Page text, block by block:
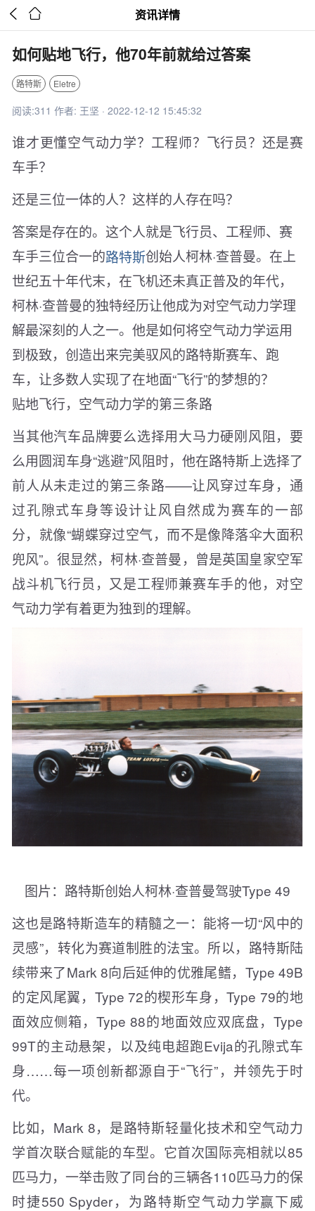
  资讯详情
如何贴地飞行，他70年前就给过答案
路特斯 Eletre
阅读:311 作者: 王坚 · 2022-12-12 15:45:32
谁才更懂空气动力学？工程师？飞行员？还是赛
车手？
还是三位一体的人？这样的人存在吗？
答案是存在的。这个人就是飞行员、工程师、赛
车手三位合一的路特斯创始人柯林·查普曼。在上
世纪五十年代末，在飞机还未真正普及的年代，
柯林·查普曼的独特经历让他成为对空气动力学理
解最深刻的人之一。他是如何将空气动力学运用
到极致，创造出来完美驭风的路特斯赛车、跑
车，让多数人实现了在地面“飞行”的梦想的？
贴地飞行，空气动力学的第三条路
当其他汽车品牌要么选择用大马力硬刚风阻，要
么用圆润车身“逃避”风阻时，他在路特斯上选择了
前人从未走过的第三条路——让风穿过车身，通
过孔隙式车身等设计让风自然成为赛车的一部
分，就像“蝴蝶穿过空气，而不是像降落伞大面积
兜风”。很显然，柯林·查普曼，曾是英国皇家空军
战斗机飞行员，又是工程师兼赛车手的他，对空
气动力学有着更为独到的理解。
图片：路特斯创始人柯林·查普曼驾驶Type 49
这也是路特斯造车的精髓之一：能将一切“风中的
灵感”，转化为赛道制胜的法宝。所以，路特斯陆
续带来了Mark 8向后延伸的优雅尾鳍，Type 49B
的定风尾翼，Type 72的楔形车身，Type 79的地
面效应侧箱，Type 88的地面效应双底盘，Type
99T的主动悬架，以及纯电超跑Evija的孔隙式车
身……每一项创新都源自于“飞行”，并领先于时
代。
比如，Mark 8，是路特斯轻量化技术和空气动力
学首次联合赋能的车型。它首次国际亮相就以85
匹马力，一举击败了同台的三辆各110匹马力的保
时捷550 Spyder，为路特斯空气动力学赢下威